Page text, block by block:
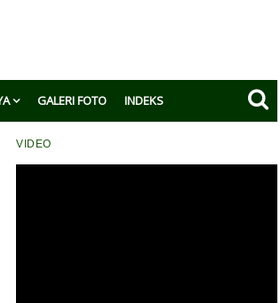
GALERI FOTO INDEKS
VIDEO